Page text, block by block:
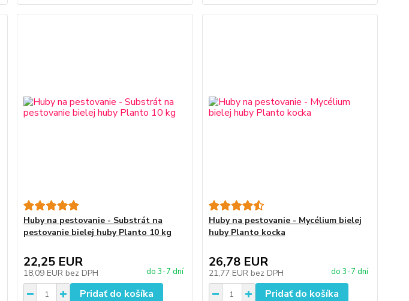
Huby na pestovanie - Substrát na
pestovanie bielej huby Planto 10 kg
22,25 EUR
18,09 EUR bez DPH do 3-7 dní
Pridať do košíka
Huby na pestovanie - Mycélium bielej
huby Planto kocka
26,78 EUR
21,77 EUR bez DPH do 3-7 dní
Pridať do košíka